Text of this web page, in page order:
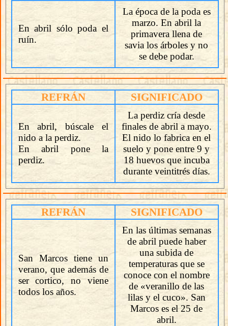
En abril sólo poda el
ruín.
La época de la poda es
marzo. En abril la
primavera llena de
savia los árboles y no
se debe podar.
REFRÁN SIGNIFICADO
En abril, búscale el
nido a la perdiz.
En abril pone la
perdiz.
La perdiz cría desde
finales de abril a mayo.
El nido lo fabrica en el
suelo y pone entre 9 y
18 huevos que incuba
durante veintitrés días.
REFRÁN SIGNIFICADO
San Marcos tiene un
verano, que además de
ser cortico, no viene
todos los años.
En las últimas semanas
de abril puede haber
una subida de
temperaturas que se
conoce con el nombre
de «veranillo de las
lilas y el cuco». San
Marcos es el 25 de
abril.